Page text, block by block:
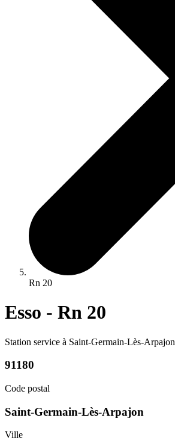
Rn 20
Esso - Rn 20
Station service à Saint-Germain-Lès-Arpajon
91180
Code postal
Saint-Germain-Lès-Arpajon
Ville